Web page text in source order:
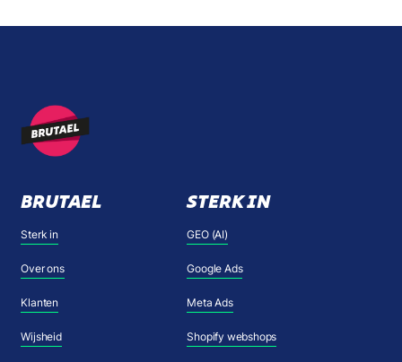
BRUTAEL
Sterk in
Over ons
Klanten
Wijsheid
STERK IN
GEO (AI)
Google Ads
Meta Ads
Shopify webshops